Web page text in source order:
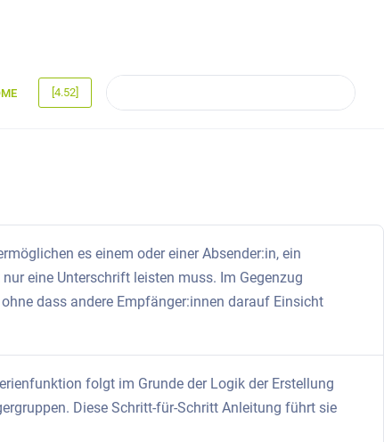
[4.52]
es einem oder einer Absender:in, ein
eine Unterschrift leisten muss. Im Gegenzug
dass andere Empfänger:innen darauf Einsicht
folgt im Grunde der Logik der Erstellung
Diese Schritt-für-Schritt Anleitung führt sie